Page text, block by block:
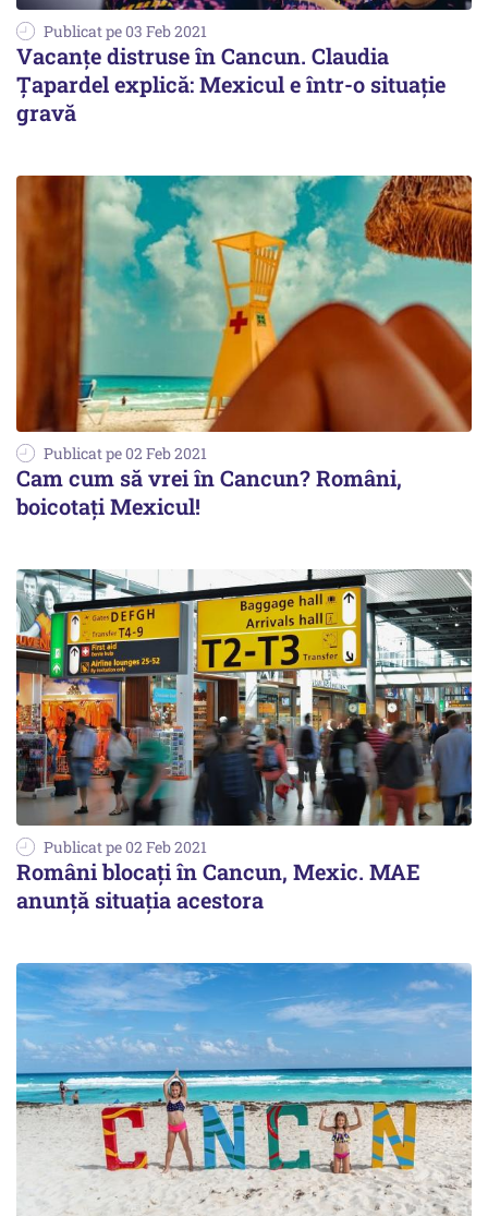
Publicat pe 03 Feb 2021
Vacanțe distruse în Cancun. Claudia
Țapardel explică: Mexicul e într-o situație
gravă
Publicat pe 02 Feb 2021
Cam cum să vrei în Cancun? Români,
boicotați Mexicul!
Publicat pe 02 Feb 2021
Români blocați în Cancun, Mexic. MAE
anunță situația acestora